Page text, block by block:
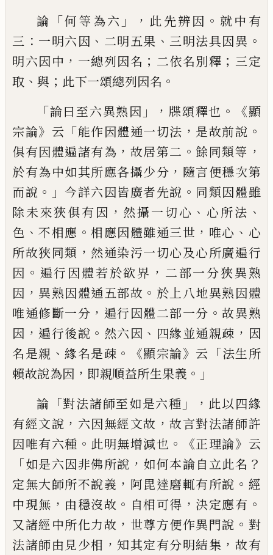
論 「何等為六 」， 此先辨因 。 就中有
三 ： 一明六因 、 二明五果 、 三明法具因異 。
明六因中 ， 一總列因名 ； 二依名別釋 ； 三定
取 、 與 ； 此下一頌總列因名 。
「論曰至六異熟因 」， 牒頌釋也 。《顯
宗論》 云 「能作因體通一切法 ， 是故前說 。
俱有因體遍諸有為 ， 故居第二 。餘同類等 ，
於有為中如其所應各攝少分 ， 隨言便穩次第
而說 。」 今詳六因皆廣者先說 。 同類因體雖
除未來狹俱有因 ， 然攝一切心 、 心所法 、
色 、不相應 。相應因體雖通三世 ， 唯心 、 心
所故狹同類 ， 然通染污一切心及心所廣遍行
因 。 遍行因體若於欲界 ， 二部一分狹異熟
因 ， 異熟因體通五部故 。 於上八地異熟因體
唯通修斷一分 ， 遍行因體二部一分 。故異熟
因 ， 遍行後說 。 然六因 、 四緣並通親疎 ， 因
名是親 、 緣名是疎 。《顯宗論》 云 「法生所
賴故說為因 ， 即親順益所生果義 。」
論 「對法諸師至如是六種 」， 此以四緣
有經文說 ， 六因無經文故 ，故言對法諸師許
因唯有六種 。 此明無增減也 。《正理論》 云
「如是六因非佛所說 ， 如何本論自立此名 ？
定無大師所不說義 ， 阿毘達磨輒有所說 。 經
中現無 ， 由穩沒故 。 自相可得 ， 決定應有 。
又諸經中所化力故 ， 世尊方便作異門說 。 對
法諸師由見少相 ，知其定有分明結集 ， 故有